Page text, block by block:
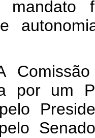
por um